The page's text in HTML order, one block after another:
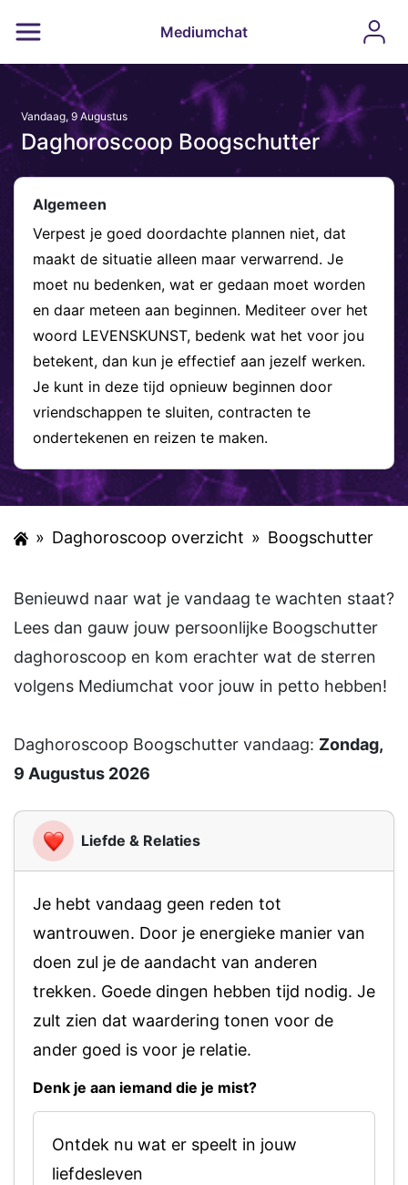
Mediumchat
Vandaag, 9 Augustus
Daghoroscoop Boogschutter
Algemeen
Verpest je goed doordachte plannen niet, dat
maakt de situatie alleen maar verwarrend. Je
moet nu bedenken, wat er gedaan moet worden
en daar meteen aan beginnen. Mediteer over het
woord LEVENSKUNST, bedenk wat het voor jou
betekent, dan kun je effectief aan jezelf werken.
Je kunt in deze tijd opnieuw beginnen door
vriendschappen te sluiten, contracten te
ondertekenen en reizen te maken.
» Daghoroscoop overzicht » Boogschutter
Benieuwd naar wat je vandaag te wachten staat?
Lees dan gauw jouw persoonlijke Boogschutter
daghoroscoop en kom erachter wat de sterren
volgens Mediumchat voor jouw in petto hebben!
Daghoroscoop Boogschutter vandaag: Zondag,
9 Augustus 2026
Liefde & Relaties
Je hebt vandaag geen reden tot
wantrouwen. Door je energieke manier van
doen zul je de aandacht van anderen
trekken. Goede dingen hebben tijd nodig. Je
zult zien dat waardering tonen voor de
ander goed is voor je relatie.
Denk je aan iemand die je mist?
Ontdek nu wat er speelt in jouw
liefdesleven